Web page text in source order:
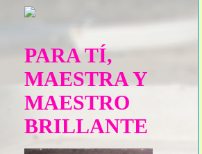
PARA TÍ,
MAESTRA Y
MAESTRO
BRILLANTE